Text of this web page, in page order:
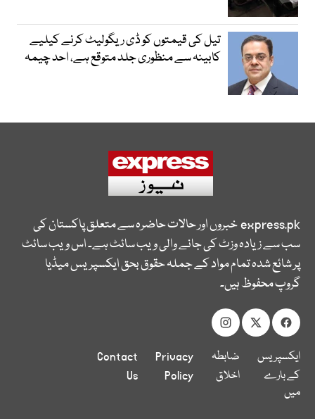
تیل کی قیمتوں کو ڈی ریگولیٹ کرنے کیلیے
کابینہ سے منظوری جلد متوقع ہے، احد چیمہ
express.pkخبروں اور حالات حاضرہ سے متعلق پاکستان کی
سب سے زیادہ وزٹ کی جانے والی ویب سائٹ ہے۔ اس ویب سائٹ
پر شائع شدہ تمام مواد کے جملہ حقوق بحق ایکسپریس میڈیا
گروپ محفوظ ہیں۔
ایکسپریس
کے بارے
میں
ضابطہ
اخلاق
Privacy
Policy
Contact
Us